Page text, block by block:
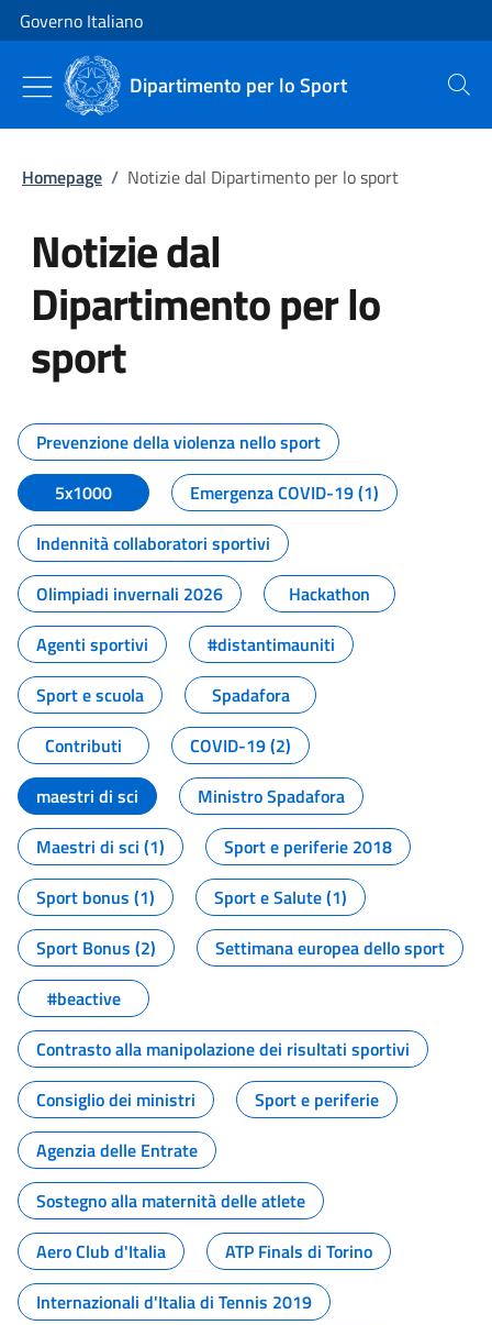
Vai al contenuto
Vai alla navigazione del sito
Governo Italiano
Dipartimento per lo Sport Cerca
Homepage / Notizie dal Dipartimento per lo sport
Notizie dal
Dipartimento per lo
sport
Tutti i contenuti della pagina
Prevenzione della violenza nello sport
5x1000
Emergenza COVID-19 (1)
Indennità collaboratori sportivi
Olimpiadi invernali 2026
Hackathon
Agenti sportivi
#distantimauniti
Sport e scuola
Spadafora
Contributi
COVID-19 (2)
maestri di sci
Ministro Spadafora
Maestri di sci (1)
Sport e periferie 2018
Sport bonus (1)
Sport e Salute (1)
Sport Bonus (2)
Settimana europea dello sport
#beactive
Contrasto alla manipolazione dei risultati sportivi
Consiglio dei ministri
Sport e periferie
Agenzia delle Entrate
Sostegno alla maternità delle atlete
Aero Club d'Italia
ATP Finals di Torino
Internazionali d'Italia di Tennis 2019